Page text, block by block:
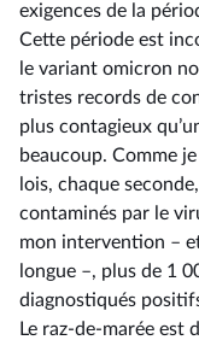
exigences de la
Cette période est
le variant omicron
tristes records de
plus contagieux
beaucoup. Comme
lois, chaque
contaminés par le
mon intervention –⁠ et
longue –, plus de 1
diagnostiqués
Le raz-de-marée est